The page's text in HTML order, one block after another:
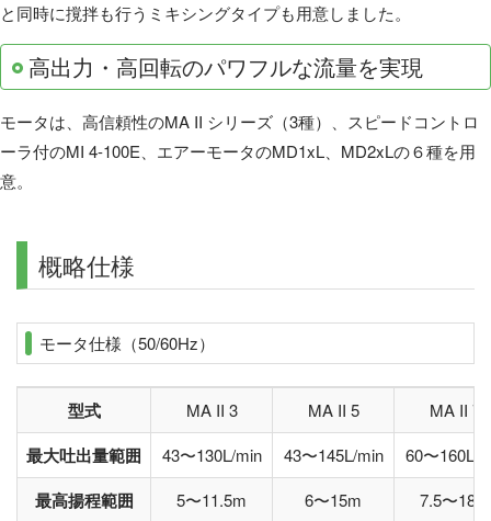
と同時に撹拌も行うミキシングタイプも用意しました。
高出力・高回転のパワフルな流量を実現
モータは、高信頼性のMA II シリーズ（3種）、スピードコントロ
ーラ付のMI 4-100E、エアーモータのMD1xL、MD2xLの６種を用
意。
概略仕様
モータ仕様（50/60Hz）
型式 MA II 3 MA II 5 MA II 7
最大吐出量範囲 43〜130L/min 43〜145L/min 60〜160L/
最高揚程範囲 5〜11.5m 6〜15m 7.5〜18m